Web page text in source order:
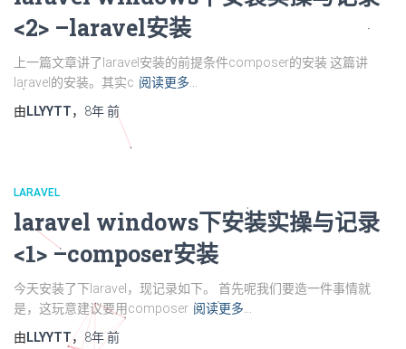
<2> –laravel安装
上一篇文章讲了laravel安装的前提条件composer的安装 这篇讲
laravel的安装。其实c 阅读更多…
由 LLYYTT， 8年前
LARAVEL
laravel windows下安装实操与记录
<1> –composer安装
今天安装了下laravel，现记录如下。 首先呢我们要造一件事情就
是，这玩意建议要用composer 阅读更多…
由 LLYYTT， 8年前